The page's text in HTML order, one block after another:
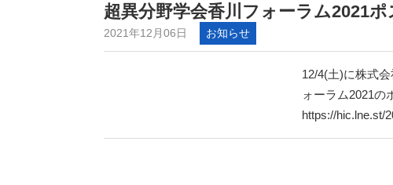
超異分野学会香川フォーラム2021
2021年12月06日 お知らせ
12/4(土)に株式
ォーラム2021の
https://hic.lne.st/